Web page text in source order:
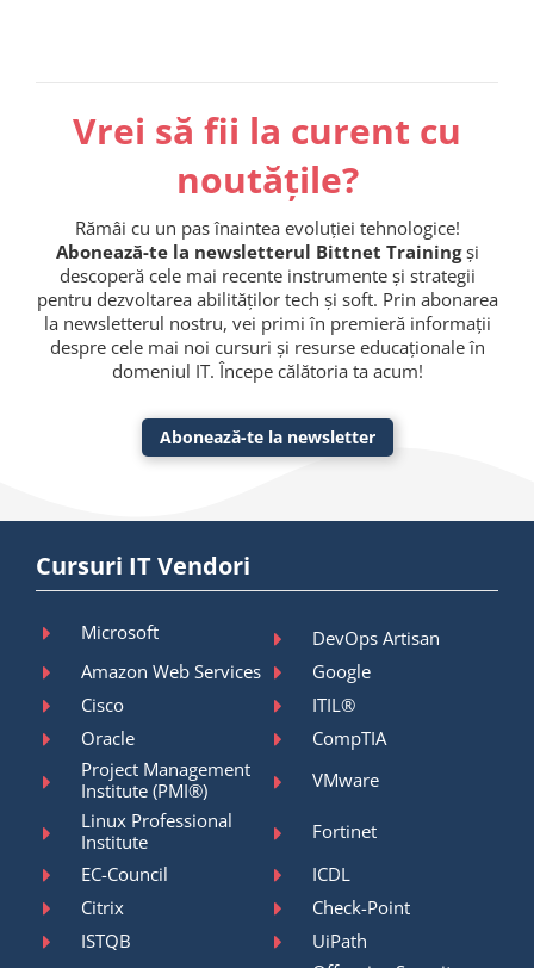
Vrei să fii la curent cu
noutățile?
Rămâi cu un pas înaintea evoluției tehnologice!
Abonează-te la newsletterul Bittnet Trainingși
descoperă cele mai recente instrumente și strategii
pentru dezvoltarea abilităților tech și soft. Prin abonarea
la newsletterul nostru, vei primi în premieră informații
despre cele mai noi cursuri și resurse educaționale în
domeniul IT. Începe călătoria ta acum!
Abonează-te la newsletter
Cursuri IT Vendori
Microsoft
DevOps Artisan
Amazon Web Services
Google
Cisco
ITIL®
Oracle
CompTIA
Project Management
Institute (PMI®)
VMware
Linux Professional
Institute
Fortinet
EC-Council
ICDL
Citrix
Check-Point
ISTQB
UiPath